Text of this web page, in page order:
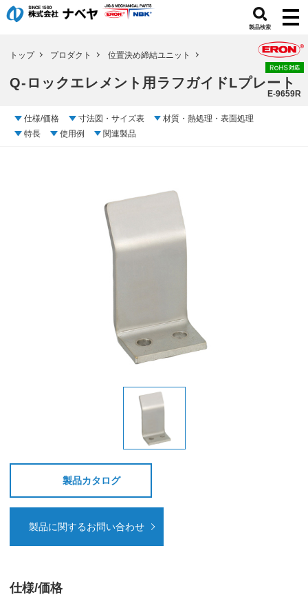
製品検索
トップ プロダクト 位置決め締結ユニット
Q-ロックエレメント用ラフガイドLプレート
E-9659R
仕様/価格 寸法図・サイズ表
材質・熱処理・表面処理
特長
使用例 関連製品
製品カタログ
製品に関するお問い合わせ
仕様/価格